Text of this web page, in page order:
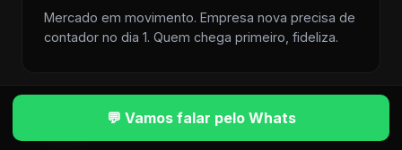
Mercado em movimento. Empresa nova precisa de
contador no dia 1. Quem chega primeiro, fideliza.
89 💬 Vamos falar pelo Whats